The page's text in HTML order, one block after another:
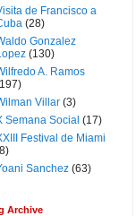
de Francisco a
(28)
Gonzalez
(130)
A. Ramos
Villar (3)
Semana Social (17)
Festival de Miami
Sanchez (63)
Archive